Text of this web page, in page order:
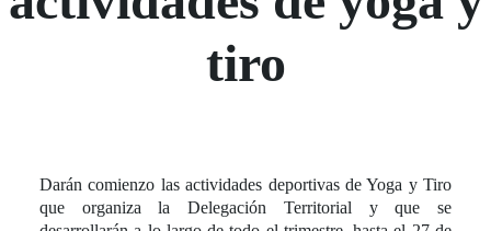
tiro
Darán comienzo las actividades deportivas de Yoga y Tiro
que organiza la Delegación Territorial y que se